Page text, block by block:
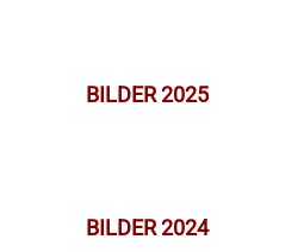
BILDER 2025
BILDER 2024